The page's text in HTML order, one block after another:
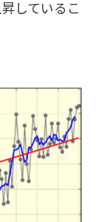
しているこ